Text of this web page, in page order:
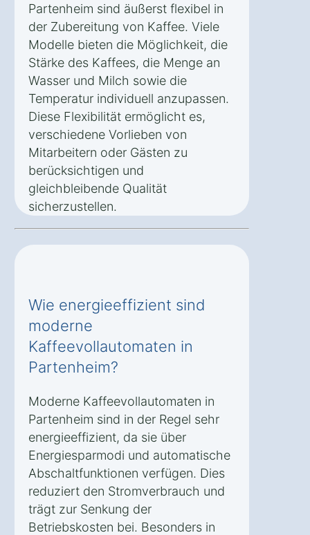
Partenheim sind äußerst flexibel in
der Zubereitung von Kaffee. Viele
Modelle bieten die Möglichkeit, die
Stärke des Kaffees, die Menge an
Wasser und Milch sowie die
Temperatur individuell anzupassen.
Diese Flexibilität ermöglicht es,
verschiedene Vorlieben von
Mitarbeitern oder Gästen zu
berücksichtigen und
gleichbleibende Qualität
sicherzustellen.
Wie energieeffizient sind
moderne
Kaffeevollautomaten in
Partenheim?
Moderne Kaffeevollautomaten in
Partenheim sind in der Regel sehr
energieeffizient, da sie über
Energiesparmodi und automatische
Abschaltfunktionen verfügen. Dies
reduziert den Stromverbrauch und
trägt zur Senkung der
Betriebskosten bei. Besonders in